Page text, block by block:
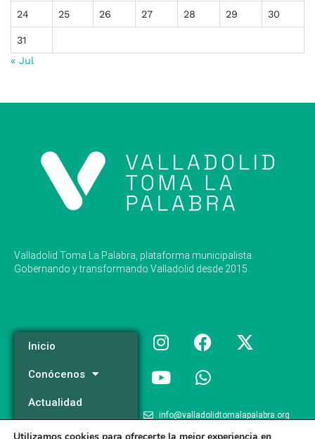
24 25 26 27 28 29 30
31
« Jul
Valladolid Toma La Palabra, plataforma municipalista.
Gobernando y transformando Valladolid desde 2015.
Inicio
Conócenos
Actualidad
Programa
info@valladolidtomalapalabra.org